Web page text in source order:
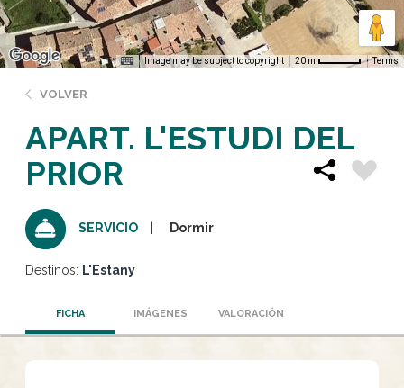
Image may be subject to copyright 20 m Terms
VOLVER
APART. L'ESTUDI DEL
PRIOR
SERVICIO Dormir
Destinos: L'Estany
FICHA IMÁGENES VALORACIÓN